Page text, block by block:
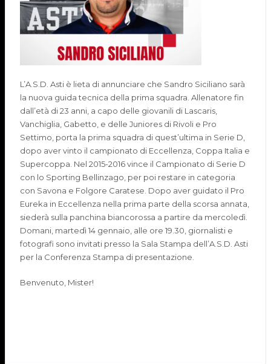
L’A.S.D. Asti è lieta di annunciare che Sandro Siciliano sarà
la nuova guida tecnica della prima squadra. Allenatore fin
dall’età di 23 anni, a capo delle giovanili di Lascaris,
Vanchiglia, Gabetto, e delle Juniores di Rivoli e Pro
Settimo, porta la prima squadra di quest’ultima in Serie D,
dopo aver vinto il campionato di Eccellenza, Coppa Italia e
Supercoppa. Nel 2015-2016 vince il Campionato di Serie D
con lo Sporting Bellinzago, per poi restare in categoria
con Savona e Folgore Caratese. Dopo aver guidato il Pro
Eureka in Eccellenza nella prima parte della scorsa annata,
siederà sulla panchina biancorossa a partire da mercoledì.
Domani, martedì 14 gennaio, alle ore 19.30, giornalisti e
fotografi sono invitati presso la Sala Stampa dell’A.S.D. Asti
per la Conferenza Stampa di presentazione.
Benvenuto, Mister!